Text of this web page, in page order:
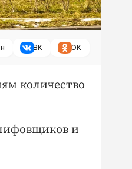
ВК ОК
количество
и